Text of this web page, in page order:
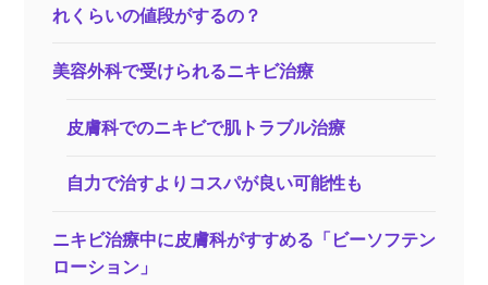
れくらいの値段がするの？
美容外科で受けられるニキビ治療
皮膚科でのニキビで肌トラブル治療
自力で治すよりコスパが良い可能性も
ニキビ治療中に皮膚科がすすめる「ビーソフテン
ローション」